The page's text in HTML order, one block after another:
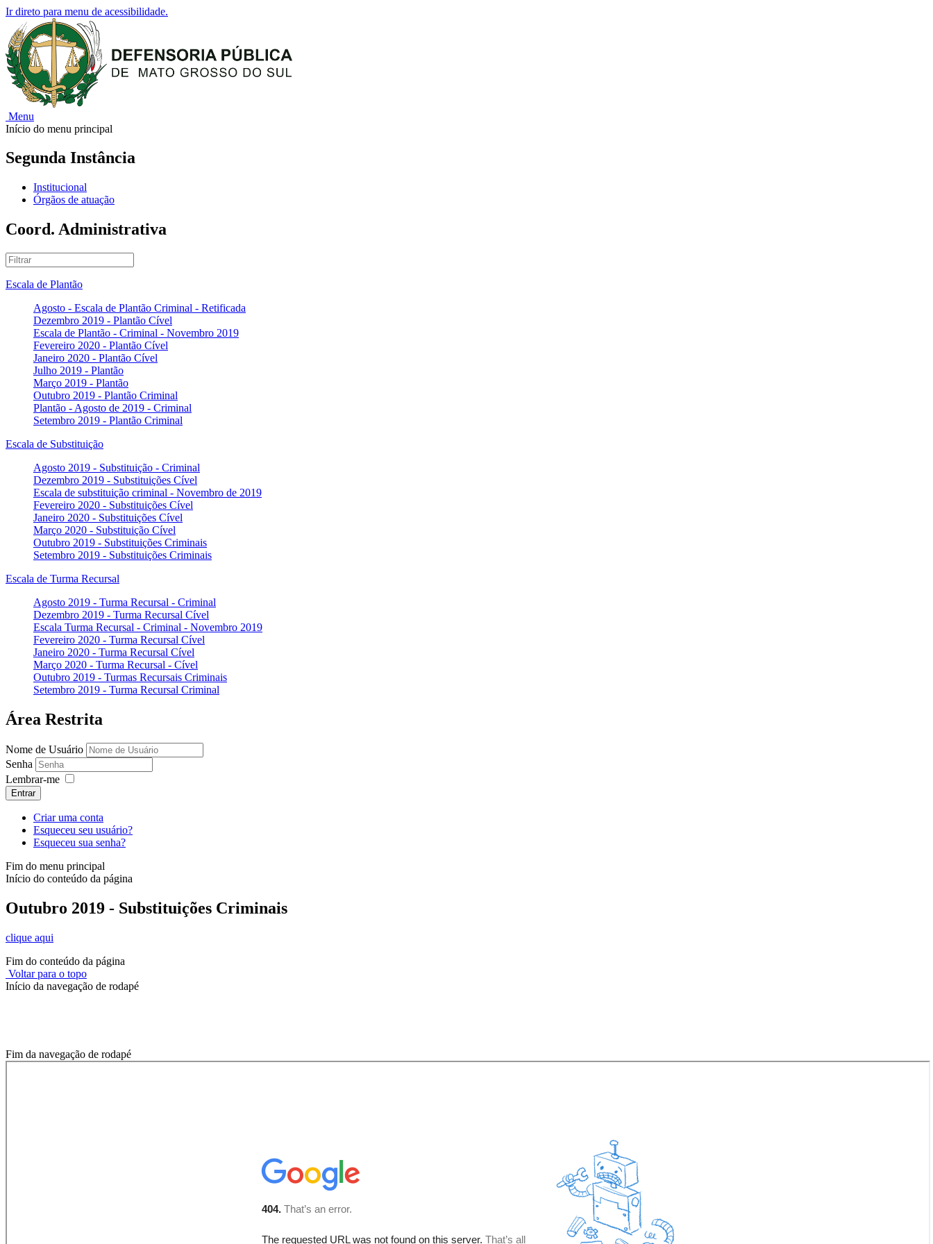
Ir direto para menu de acessibilidade.
Menu
Início do menu principal
Segunda Instância
Institucional
Órgãos de atuação
Coord. Administrativa
Escala de Plantão
Agosto - Escala de Plantão Criminal - Retificada
Dezembro 2019 - Plantão Cível
Escala de Plantão - Criminal - Novembro 2019
Fevereiro 2020 - Plantão Cível
Janeiro 2020 - Plantão Cível
Julho 2019 - Plantão
Março 2019 - Plantão
Outubro 2019 - Plantão Criminal
Plantão - Agosto de 2019 - Criminal
Setembro 2019 - Plantão Criminal
Escala de Substituição
Agosto 2019 - Substituição - Criminal
Dezembro 2019 - Substituições Cível
Escala de substituição criminal - Novembro de 2019
Fevereiro 2020 - Substituições Cível
Janeiro 2020 - Substituições Cível
Março 2020 - Substituição Cível
Outubro 2019 - Substituições Criminais
Setembro 2019 - Substituições Criminais
Escala de Turma Recursal
Agosto 2019 - Turma Recursal - Criminal
Dezembro 2019 - Turma Recursal Cível
Escala Turma Recursal - Criminal - Novembro 2019
Fevereiro 2020 - Turma Recursal Cível
Janeiro 2020 - Turma Recursal Cível
Março 2020 - Turma Recursal - Cível
Outubro 2019 - Turmas Recursais Criminais
Setembro 2019 - Turma Recursal Criminal
Área Restrita
Nome de Usuário
Senha
Lembrar-me
Entrar
Criar uma conta
Esqueceu seu usuário?
Esqueceu sua senha?
Fim do menu principal
Início do conteúdo da página
Outubro 2019 - Substituições Criminais
clique aqui
Fim do conteúdo da página
Voltar para o topo
Início da navegação de rodapé
Fim da navegação de rodapé